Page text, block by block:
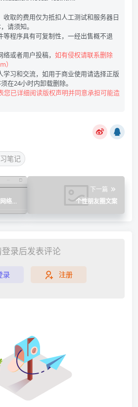
取的费用仅为抵扣人工测试和服务器日
请须知。
程序具有可复制性，一经出售概不退
或者用户投稿， 如有侵权请联系删除
）
习和交流，如用于商业使用请选择正版
在24小时内卸载删除。
已详细阅读版权声明并同意承担可能造
笔记
络防
下一篇
个性朋友圈文案
录后发表评论
录 注册